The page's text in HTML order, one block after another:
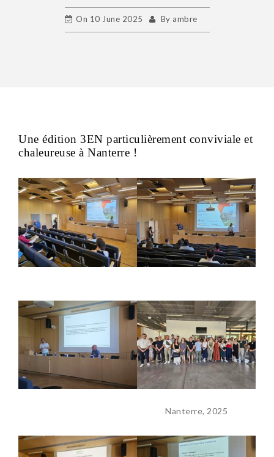
On 10 June 2025 By ambre
Une édition 3EN particulièrement conviviale et
chaleureuse à Nanterre !
Nanterre, 2025